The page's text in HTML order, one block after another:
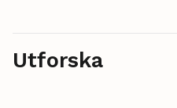
Utforska